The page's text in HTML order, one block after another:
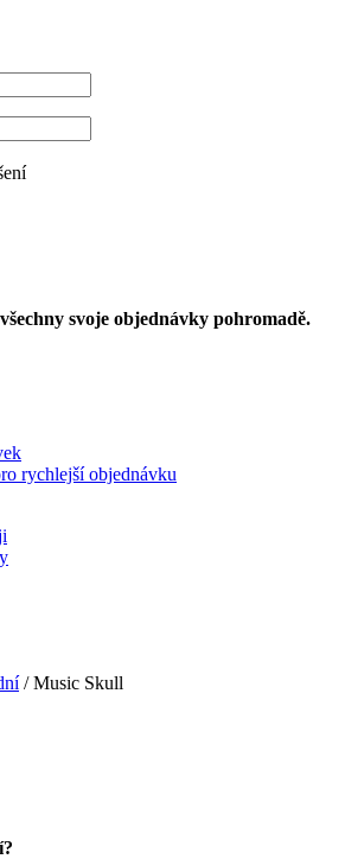
svoje objednávky pohromadě.
rychlejší objednávku
/ Music Skull